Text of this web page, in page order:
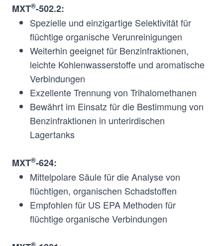
MXT®-624
phenylmethyl-
dimethylpolysiloxane
Polar
MXT®-1301
Cyanopropylphenyl-
/dimethylpolysiloxane
(6%/94%)
dimethylpolysiloxane
MXT®-502.2:
Spezielle und einzigartige Selektivität für
flüchtige organische Verunreinigungen
Weiterhin geeignet für Benzinfraktionen,
leichte Kohlenwasserstoffe und aromatische
Verbindungen
Exzellente Trennung von Trihalomethanen
Bewährt im Einsatz für die Bestimmung von
Benzinfraktionen in unterirdischen
Lagertanks
MXT®-624:
Mittelpolare Säule für die Analyse von
flüchtigen, organischen Schadstoffen
Empfohlen für US EPA Methoden für
flüchtige organische Verbindungen